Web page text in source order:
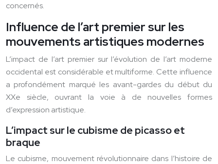
concernés.
Influence de l’art premier sur les
mouvements artistiques modernes
L’impact de l’art premier sur l’évolution de l’art moderne
occidental est considérable et multiforme. Cette influence
a profondément marqué les avant-gardes du début du
XXe siècle, ouvrant la voie à de nouvelles formes
d’expression artistique.
L’impact sur le cubisme de picasso et
braque
Le cubisme, mouvement révolutionnaire dans l’histoire de